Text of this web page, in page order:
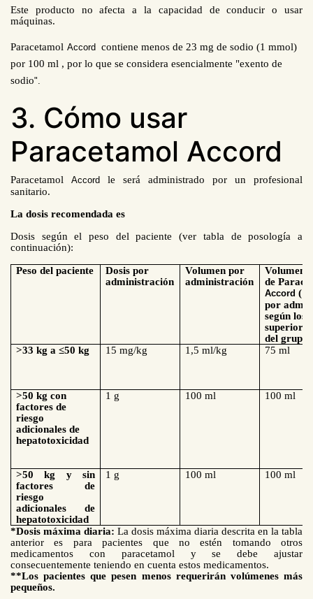
Este producto no afecta a la capacidad de conducir o usar
máquinas.
Paracetamol Accord contiene menos de 23 mg de sodio (1 mmol)
por 100 ml , por lo que se considera esencialmente "exento de
sodio".
3. Cómo usar
Paracetamol Accord
Paracetamol Accord
le será administrado por un profesional
sanitario.
La dosis recomendada es
Dosis según el peso del paciente (ver tabla de posología a
continuación):
Peso del paciente
Dosis por
administración
Volumen por
administración
Volumen
de
Accord
por
según los
del grupo
>33 kg a ≤50 kg 15 mg/kg 1,5 ml/kg 75 ml
>50 kg con
factores de
riesgo
adicionales de
hepatotoxicidad
1 g 100 ml 100 ml
>50 kg
y sin
factores de
riesgo
adicionales de
hepatotoxicidad
1 g 100 ml 100 ml
*Dosis máxima diaria: La dosis máxima diaria descrita en la tabla
anterior es para pacientes que no estén tomando otros
medicamentos con paracetamol y se debe ajustar
consecuentemente teniendo en cuenta estos medicamentos.
**Los pacientes que pesen menos requerirán volúmenes más
pequeños.